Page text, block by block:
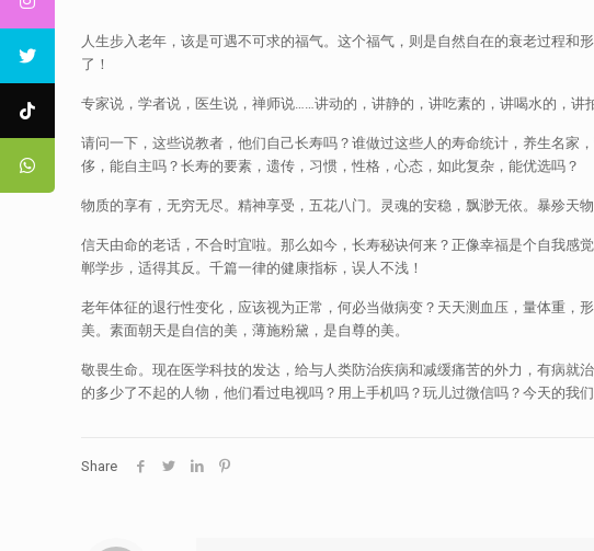
人生步入老年，该是可遇不可求的福气。这个福气，则是自然自在的衰老过程
了！
专家说，学者说，医生说，禅师说……讲动的，讲静的，讲吃素的，讲喝水的，
请问一下，这些说教者，他们自己长寿吗？谁做过这些人的寿命统计，养生名
侈，能自主吗？长寿的要素，遗传，习惯，性格，心态，如此复杂，能优选吗？
物质的享有，无穷无尽。精神享受，五花八门。灵魂的安稳，飘渺无依。暴殄天
信天由命的老话，不合时宜啦。那么如今，长寿秘诀何来？正像幸福是个自我
郸学步，适得其反。千篇一律的健康指标，误人不浅！
老年体征的退行性变化，应该视为正常，何必当做病变？天天测血压，量体重
美。素面朝天是自信的美，薄施粉黛，是自尊的美。
敬畏生命。现在医学科技的发达，给与人类防治疾病和减缓痛苦的外力，有病
的多少了不起的人物，他们看过电视吗？用上手机吗？玩儿过微信吗？今天的我
Share